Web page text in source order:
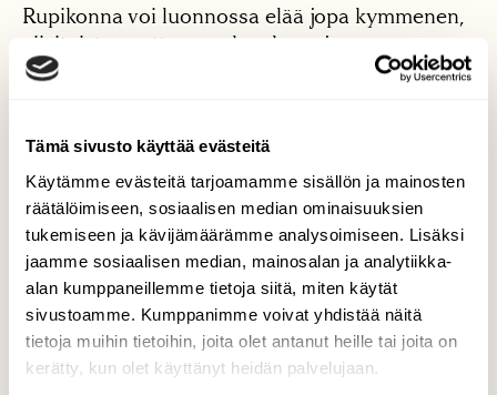
Tämä sivusto käyttää evästeitä
Käytämme evästeitä tarjoamamme sisällön ja mainosten
räätälöimiseen, sosiaalisen median ominaisuuksien
tukemiseen ja kävijämäärämme analysoimiseen. Lisäksi
jaamme sosiaalisen median, mainosalan ja analytiikka-
alan kumppaneillemme tietoja siitä, miten käytät
sivustoamme. Kumppanimme voivat yhdistää näitä
tietoja muihin tietoihin, joita olet antanut heille tai joita on
kerätty, kun olet käyttänyt heidän palvelujaan.
Rupikonna voi luonnossa elää jopa kymmenen,
viisitoista vuotta – vankeudessa jopa
vuosikymmeniä. Ikäennätykseksi mainitaan
turvallinen, saman yksilön saattaa kohdata kesä
toisensa jälkeen.